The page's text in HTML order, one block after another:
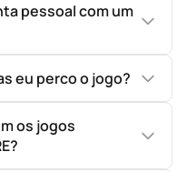
pessoal com um
eu perco o jogo?
os jogos